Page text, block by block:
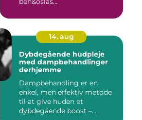
14. aug
Dybdegående hudpleje
med dampbehandlinger
derhjemme
Dampbehandling er en
enkel, men effektiv metode
til at give huden et
dybdegående boost –...